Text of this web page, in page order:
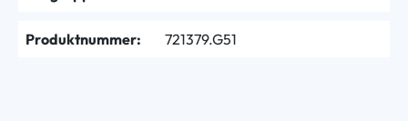
Produktnummer: 721379.G51